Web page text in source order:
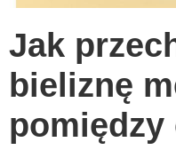
Jak
bieliznę